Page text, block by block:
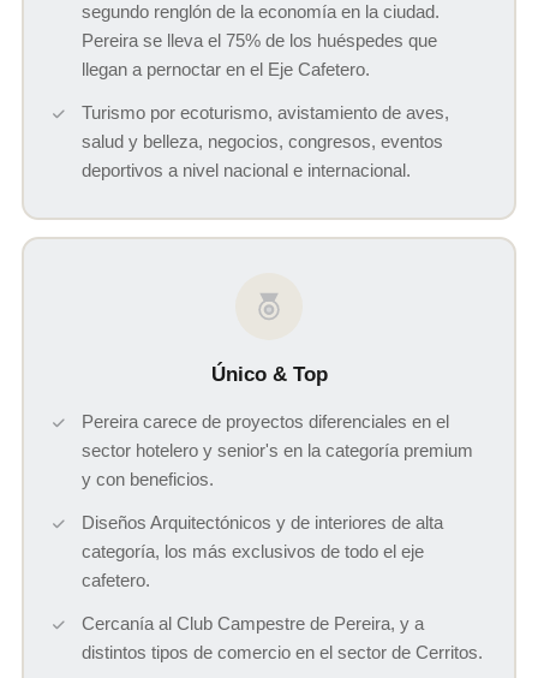
segundo renglón de la economía en la ciudad.
Pereira se lleva el 75% de los huéspedes que
llegan a pernoctar en el Eje Cafetero.
Turismo por ecoturismo, avistamiento de aves,
salud y belleza, negocios, congresos, eventos
deportivos a nivel nacional e internacional.
Único & Top
Pereira carece de proyectos diferenciales en el
sector hotelero y senior's en la categoría premium
y con beneficios.
Diseños Arquitectónicos y de interiores de alta
categoría, los más exclusivos de todo el eje
cafetero.
Cercanía al Club Campestre de Pereira, y a
distintos tipos de comercio en el sector de Cerritos.